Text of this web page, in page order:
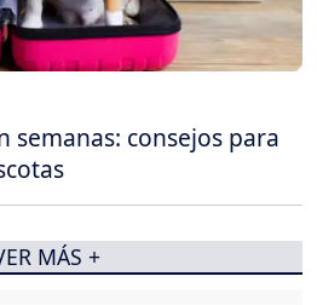
semanas: consejos para
MÁS +